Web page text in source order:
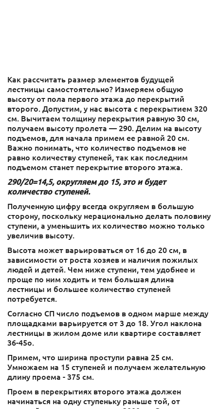
Как рассчитать размер элементов будущей
лестницы самостоятельно? Измеряем общую
высоту от пола первого этажа до перекрытий
второго. Допустим, у нас высота с перекрытием 320
см. Вычитаем толщину перекрытия равную 30 см,
получаем высоту пролета — 290. Делим на высоту
подъемов, для начала примем ее равной 20 см.
Важно понимать, что количество подъемов не
равно количеству ступеней, так как последним
подъемом станет перекрытие второго этажа.
290/20=14,5, округляем до 15, это и будет
количество ступеней.
Полученную цифру всегда округляем в большую
сторону, поскольку нерационально делать половину
ступени, а уменьшить их количество можно только
увеличив высоту.
Высота может варьироваться от 16 до 20 см, в
зависимости от роста хозяев и наличия пожилых
людей и детей. Чем ниже ступени, тем удобнее и
проще по ним ходить и тем большая длина
лестницы и большее количество ступеней
потребуется.
Согласно СП число подъемов в одном марше между
площадками варьируется от 3 до 18. Угол наклона
лестницы в жилом доме или квартире составляет
36-45о.
Примем, что ширина проступи равна 25 см.
Умножаем на 15 ступеней и получаем желательную
длину проема - 375 см.
Проем в перекрытиях второго этажа должен
начинаться на одну ступеньку раньше той, от